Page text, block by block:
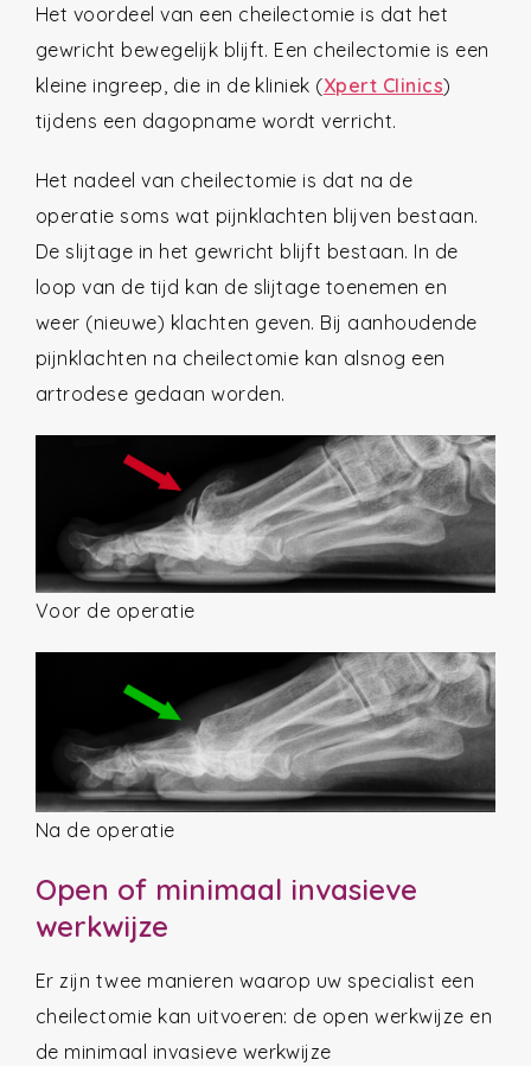
Het voordeel van een cheilectomie is dat het
gewricht bewegelijk blijft. Een cheilectomie is een
kleine ingreep, die in de kliniek (Xpert Clinics)
tijdens een dagopname wordt verricht.
Het nadeel van cheilectomie is dat na de
operatie soms wat pijnklachten blijven bestaan.
De slijtage in het gewricht blijft bestaan. In de
loop van de tijd kan de slijtage toenemen en
weer (nieuwe) klachten geven. Bij aanhoudende
pijnklachten na cheilectomie kan alsnog een
artrodese gedaan worden.
Voor de operatie
Na de operatie
Open of minimaal invasieve
werkwijze
Er zijn twee manieren waarop uw specialist een
cheilectomie kan uitvoeren: de open werkwijze en
de minimaal invasieve werkwijze